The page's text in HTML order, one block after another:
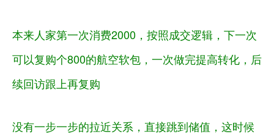
本来人家第一次消费2000 ，按照成交逻辑，下一次
可以复购个800的航空软包，一次做完提高转化，后
续回访跟上再复购
没有一步一步的拉近关系，直接跳到储值，这时候